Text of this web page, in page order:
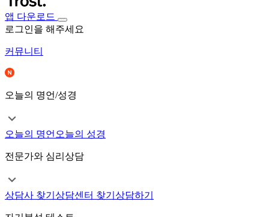
앱 다운로드
로그인을 해주세요
커뮤니티
오늘의 명언/성경
오늘의 명언 오늘의 성경
전문가와 심리상담
상담사 찾기 상담센터 찾기 상담하기